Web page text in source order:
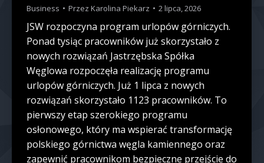
Business Przez Karolina Piekarz 2 lipca, 2026
JSW rozpoczyna program urlopów górniczych.
Ponad tysiąc pracowników już skorzystało z
nowych rozwiązań Jastrzębska Spółka
Węglowa rozpoczęła realizację programu
urlopów górniczych. Już 1 lipca z nowych
rozwiązań skorzystało 1123 pracowników. To
pierwszy etap szerokiego programu
osłonowego, który ma wspierać transformację
polskiego górnictwa węgla kamiennego oraz
zapewnić pracownikom bezpieczne przejście do